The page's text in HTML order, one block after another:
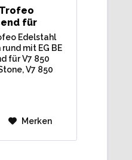
für
Edelstahl
mit EG BE
für V7 850
V7 850
2
Merken